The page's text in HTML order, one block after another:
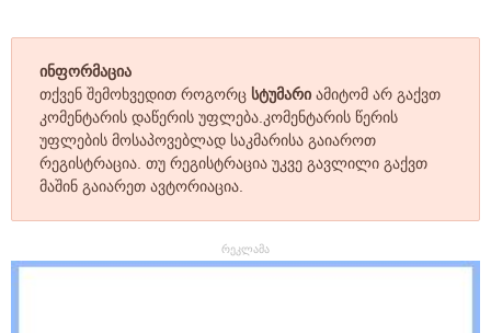
ინფორმაცია
თქვენ შემოხვედით როგორც სტუმარი ამიტომ არ გაქვთ
კომენტარის დაწერის უფლება.კომენტარის წერის
უფლების მოსაპოვებლად საკმარისა გაიაროთ
რეგისტრაცია. თუ რეგისტრაცია უკვე გავლილი გაქვთ
მაშინ გაიარეთ ავტორიაცია.
რეკლამა